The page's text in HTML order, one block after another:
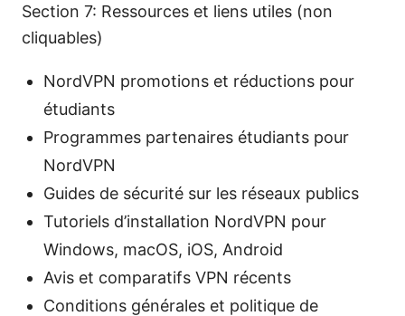
Section 7: Ressources et liens utiles (non
cliquables)
NordVPN promotions et réductions pour
étudiants
Programmes partenaires étudiants pour
NordVPN
Guides de sécurité sur les réseaux publics
Tutoriels d’installation NordVPN pour
Windows, macOS, iOS, Android
Avis et comparatifs VPN récents
Conditions générales et politique de